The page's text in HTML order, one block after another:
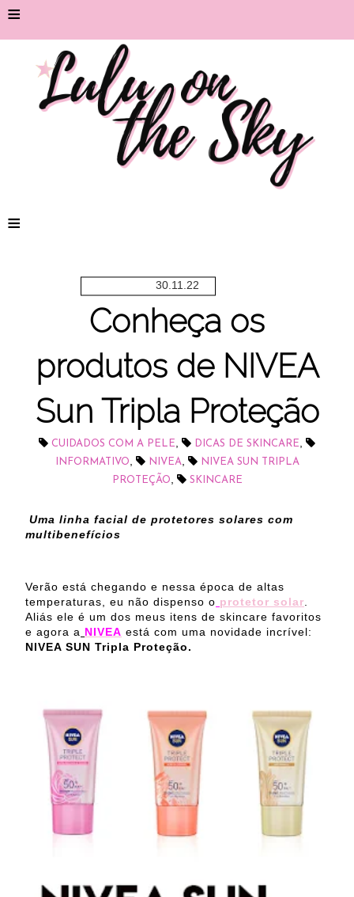
≡
≡
30.11.22
Conheça os
produtos de NIVEA
Sun Tripla Proteção
CUIDADOS COM A PELE, DICAS DE SKINCARE,
INFORMATIVO, NIVEA,
NIVEA SUN TRIPLA
PROTEÇÃO, SKINCARE
Uma linha facial de protetores solares com
multibenefícios
Verão está chegando e nessa época de altas
temperaturas, eu não dispenso o protetor solar.
Aliás ele é um dos meus itens de skincare favoritos
e agora a NIVEA está com uma novidade incrível:
NIVEA SUN Tripla Proteção.